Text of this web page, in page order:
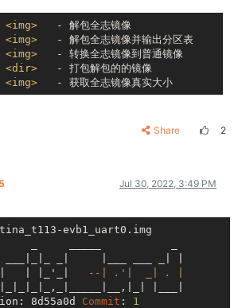
-c -i <img>   - Unpack Allwinner
-i <img>      - Convert Allwinner
<img>
   - 解包全志镜像
<img>
   - 解包全志镜像并输出分区表
<img>
   - 转换全志镜像到普通镜像
<dir>
   - 打包解包的的镜像
<img>
Share 2
Jul 30, 2022, 3:49 PM
evb1_uart0.img
| |_'_|
--| .'|  _| . |
|___|
8d55a0d
Commit : 1